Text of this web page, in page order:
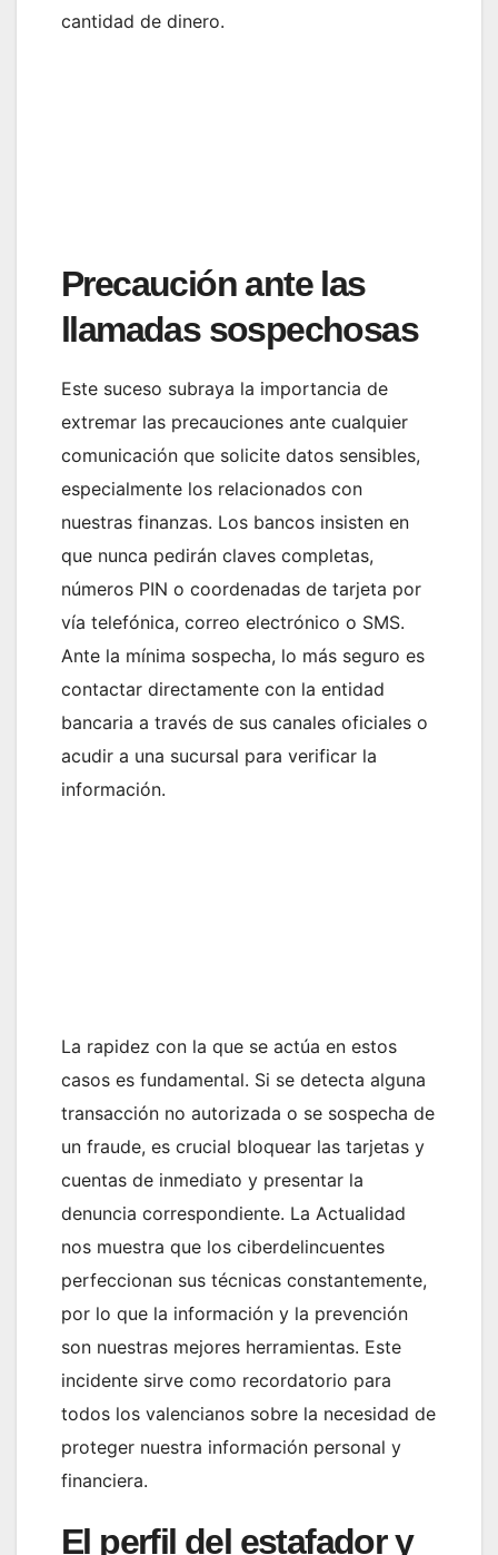
cantidad de dinero.
Precaución ante las
llamadas sospechosas
Este suceso subraya la importancia de
extremar las precauciones ante cualquier
comunicación que solicite datos sensibles,
especialmente los relacionados con
nuestras finanzas. Los bancos insisten en
que nunca pedirán claves completas,
números PIN o coordenadas de tarjeta por
vía telefónica, correo electrónico o SMS.
Ante la mínima sospecha, lo más seguro es
contactar directamente con la entidad
bancaria a través de sus canales oficiales o
acudir a una sucursal para verificar la
información.
La rapidez con la que se actúa en estos
casos es fundamental. Si se detecta alguna
transacción no autorizada o se sospecha de
un fraude, es crucial bloquear las tarjetas y
cuentas de inmediato y presentar la
denuncia correspondiente. La Actualidad
nos muestra que los ciberdelincuentes
perfeccionan sus técnicas constantemente,
por lo que la información y la prevención
son nuestras mejores herramientas. Este
incidente sirve como recordatorio para
todos los valencianos sobre la necesidad de
proteger nuestra información personal y
financiera.
El perfil del estafador y